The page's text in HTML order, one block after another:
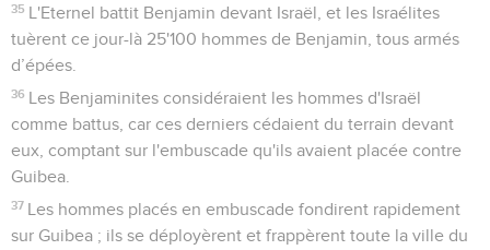
35 L'Eternel battit Benjamin devant Israël, et les Israélites
tuèrent ce jour-là 25'100 hommes de Benjamin, tous armés
d’épées.
36 Les Benjaminites considéraient les hommes d'Israël
comme battus, car ces derniers cédaient du terrain devant
eux, comptant sur l'embuscade qu'ils avaient placée contre
Guibea.
37 Les hommes placés en embuscade fondirent rapidement
sur Guibea ; ils se déployèrent et frappèrent toute la ville du